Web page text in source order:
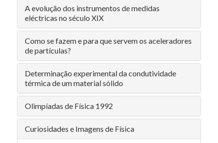
A evolução dos instrumentos de medidas
eléctricas no século XIX
Como se fazem e para que servem os aceleradores
de partículas?
Determinação experimental da condutividade
térmica de um material sólido
Olimpíadas de Física 1992
Curiosidades e Imagens de Física